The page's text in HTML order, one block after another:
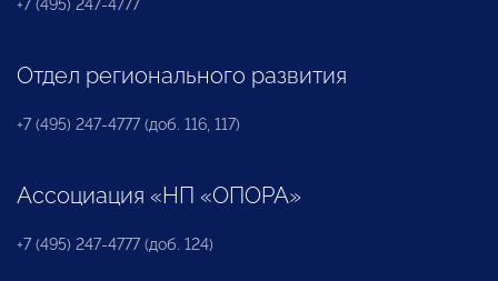
+7 (495) 247-4777
Отдел регионального развития
+7 (495) 247-4777 (доб. 116, 117)
Ассоциация «НП «ОПОРА»
+7 (495) 247-4777 (доб. 124)